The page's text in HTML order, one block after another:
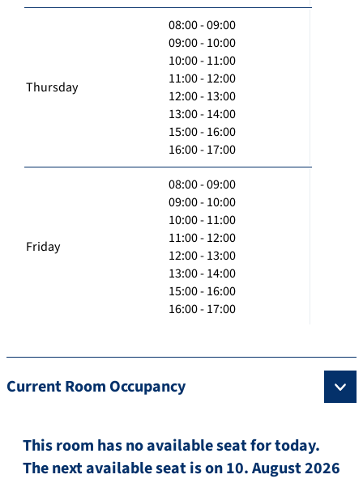
Thursday
08:00 - 09:00
09:00 - 10:00
10:00 - 11:00
11:00 - 12:00
12:00 - 13:00
13:00 - 14:00
15:00 - 16:00
16:00 - 17:00
Friday
08:00 - 09:00
09:00 - 10:00
10:00 - 11:00
11:00 - 12:00
12:00 - 13:00
13:00 - 14:00
15:00 - 16:00
16:00 - 17:00
Current Room Occupancy
This room has no available seat for today.
The next available seat is on 10. August 2026